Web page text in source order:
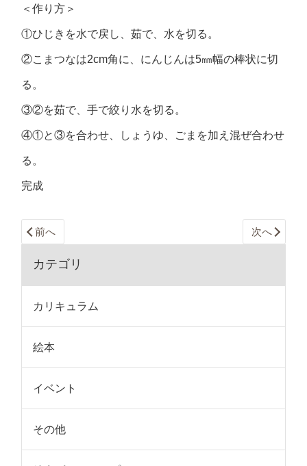
＜作り方＞
①ひじきを水で戻し、茹で、水を切る。
②こまつなは2cm角に、にんじんは5㎜幅の棒状に切
る。
③②を茹で、手で絞り水を切る。
④①と③を合わせ、しょうゆ、ごまを加え混ぜ合わせ
る。
完成
前へ 次へ
カテゴリ
カリキュラム
絵本
イベント
その他